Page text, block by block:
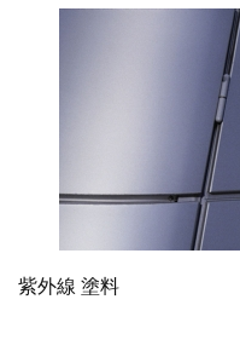
紫外線 塗料